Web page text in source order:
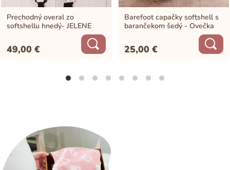
Prechodný overal zo
softshellu hnedý- JELENE
49,00€
Barefoot capačky softshell s
barančekom šedý - Ovečka
25,00€